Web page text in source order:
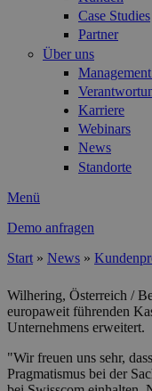
Case Studies
Partner
Über uns
Karriere
Webinars
News
Standorte
Menü
Demo anfragen
Start » News »
Wilhering, Österreich /
europaweit führenden
Unternehmens erweitert.
"Wir freuen uns sehr,
Pragmatismus bei der